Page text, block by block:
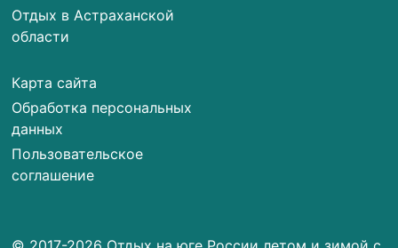
Отдых в Астраханской
области
Карта сайта
Обработка персональных
данных
Пользовательское
соглашение